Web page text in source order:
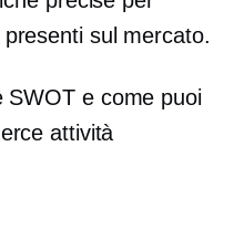
sul mercato.
SWOT e come puoi
attività